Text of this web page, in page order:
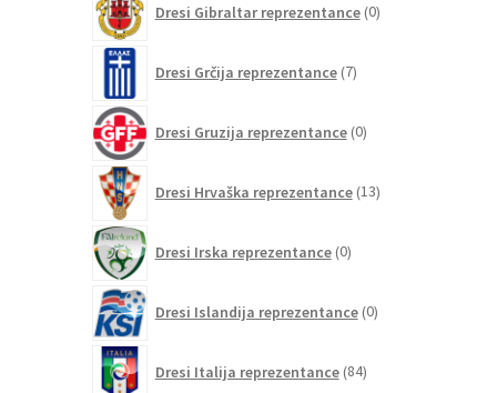
Dresi Gibraltar reprezentance 0izdelkov
Dresi Grčija reprezentance 7izdelkov
Dresi Gruzija reprezentance 0izdelkov
Dresi Hrvaška reprezentance 13izdelkov
Dresi Irska reprezentance 0izdelkov
Dresi Islandija reprezentance 0izdelkov
Dresi Italija reprezentance 84izdelkov